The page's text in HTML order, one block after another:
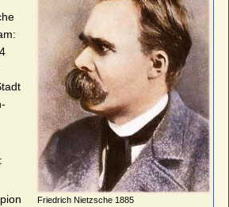
Friedrich Nietzsche 1885